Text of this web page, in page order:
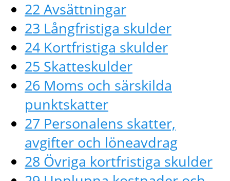
22 Avsättningar
23 Långfristiga skulder
24 Kortfristiga skulder
25 Skatteskulder
26 Moms och särskilda
punktskatter
27 Personalens skatter,
avgifter och löneavdrag
28 Övriga kortfristiga skulder